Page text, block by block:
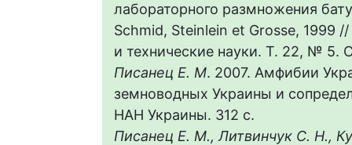
лабораторного размножения
Schmid, Steinlein et Grosse, 1999
и технические науки. Т. 22, № 5.
Писанец Е. М. 2007. Амфибии
земноводных Украины и
НАН Украины. 312 с.
Писанец Е. М., Литвинчук С. Н.,